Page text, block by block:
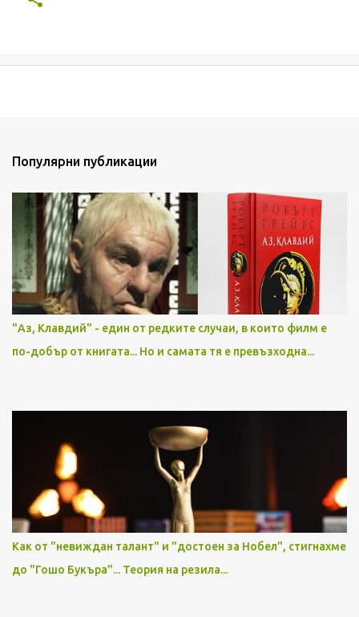
Популярни публикации
"Аз, Клавдий" - един от редките случаи, в които филм е
по-добър от книгата... Но и самата тя е превъзходна...
Как от "невиждан талант" и "достоен за Нобел", стигнахме
до "Гошо Букъра"... Теория на резила...